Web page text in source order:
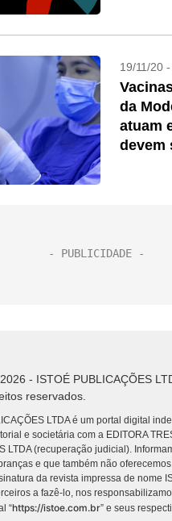
19/11/20
da
atuam
devem
- ISTOÉ PUBLICAÇÕES
reservados.
LTDA é um portal digital
e societária com a EDITORA
LTDA (recuperação judicial).
e que também não
da revista impressa de nome
a fazê-lo, nos
“https://istoe.com.br” e seus